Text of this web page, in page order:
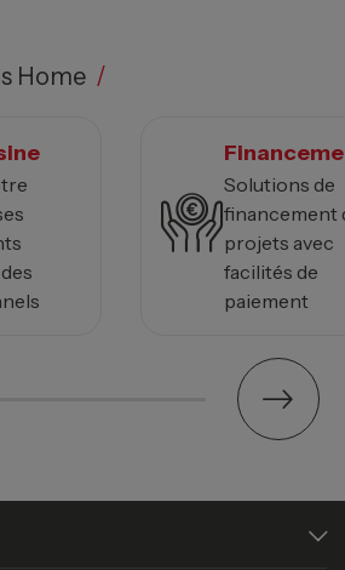
Home /
Solutions de
financement
projets avec
facilités de
paiement